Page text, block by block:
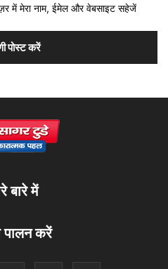
में मेरा नाम, ईमेल और वेबसाइट सहेजें
बारे में
पालन करें